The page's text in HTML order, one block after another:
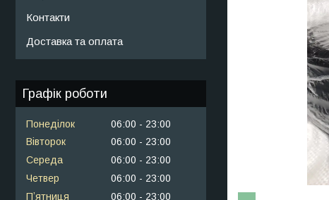
Контакти
Доставка та оплата
Графік роботи
Понеділок 06:00
23:00
Вівторок
06:00
23:00
Середа
06:00
23:00
Четвер
06:00
23:00
Пʼятниця
06:00
23:00